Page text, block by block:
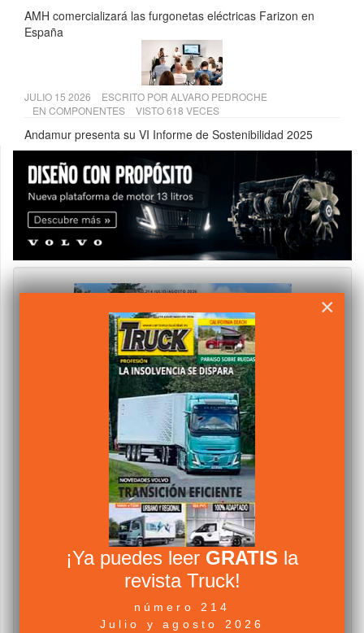
AMH comercializará las furgonetas eléctricas Farizon en
España
JULIO 15 2026 ESCRITO POR ALVARO PEDROCHE
EN COMPONENTES VISTO 618 VECES
Andamur presenta su VI Informe de Sostenibilidad 2025
×
¡Ya puedes leer GRATIS la
revista Truck!
número 214
Julio y agosto 2026